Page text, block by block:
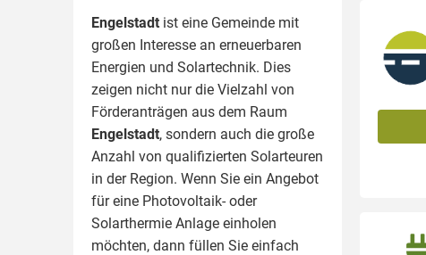
Engelstadt ist eine Gemeinde mit
großen Interesse an erneuerbaren
Energien und Solartechnik. Dies
zeigen nicht nur die Vielzahl von
Förderanträgen aus dem Raum
Engelstadt, sondern auch die große
Anzahl von qualifizierten Solarteuren
in der Region. Wenn Sie ein Angebot
für eine Photovoltaik- oder
Solarthermie Anlage einholen
möchten, dann füllen Sie einfach